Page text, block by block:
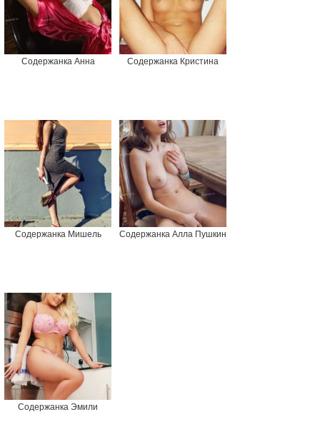
Содержанка Анна Содержанка Кристина
Содержанка Мишель Содержанка Алла Пушкин
Содержанка Эмили